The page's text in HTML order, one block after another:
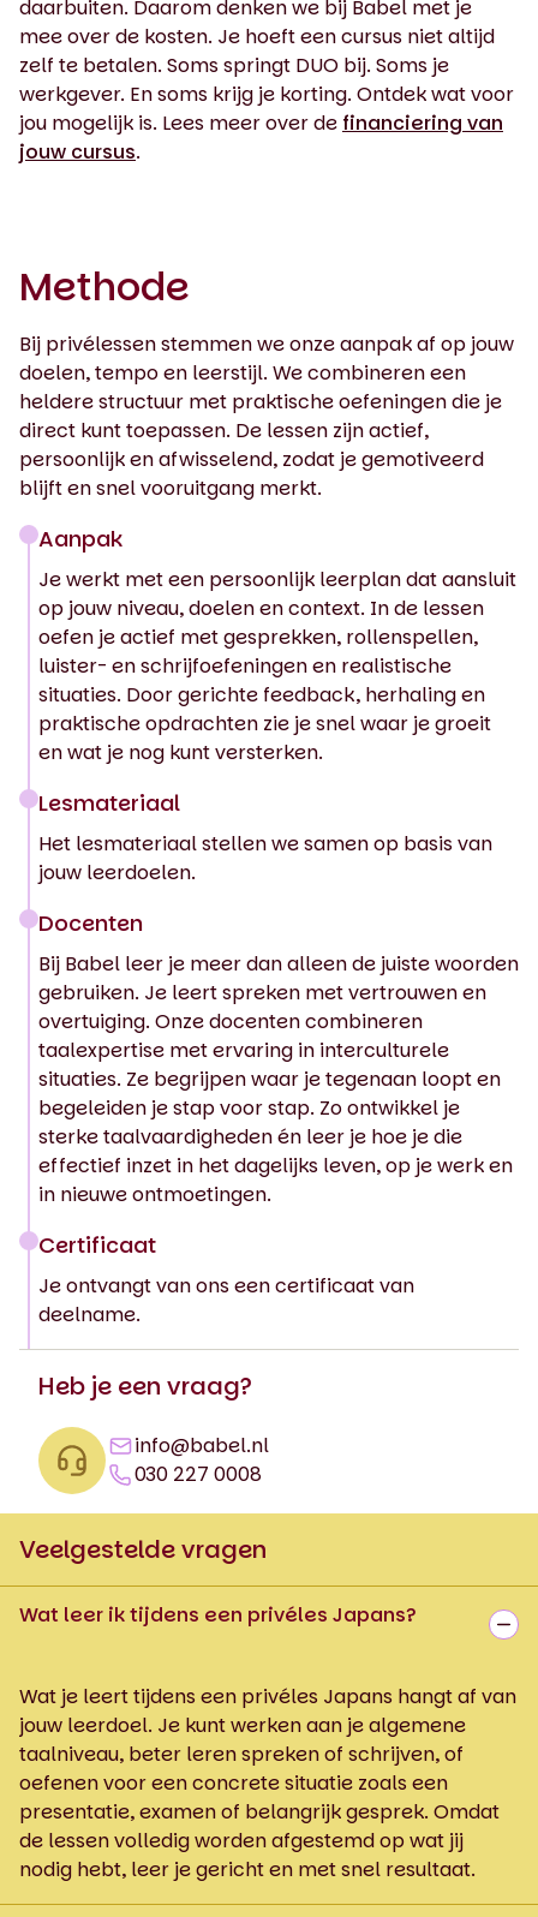
daarbuiten. Daarom denken we bij Babel met je
mee over de kosten. Je hoeft een cursus niet altijd
zelf te betalen. Soms springt DUO bij. Soms je
werkgever. En soms krijg je korting. Ontdek wat voor
jou mogelijk is. Lees meer over de financiering van
jouw cursus.
Methode
Bij privélessen stemmen we onze aanpak af op jouw
doelen, tempo en leerstijl. We combineren een
heldere structuur met praktische oefeningen die je
direct kunt toepassen. De lessen zijn actief,
persoonlijk en afwisselend, zodat je gemotiveerd
blijft en snel vooruitgang merkt.
Aanpak
Je werkt met een persoonlijk leerplan dat aansluit
op jouw niveau, doelen en context. In de lessen
oefen je actief met gesprekken, rollenspellen,
luister- en schrijfoefeningen en realistische
situaties. Door gerichte feedback, herhaling en
praktische opdrachten zie je snel waar je groeit
en wat je nog kunt versterken.
Lesmateriaal
Het lesmateriaal stellen we samen op basis van
jouw leerdoelen.
Docenten
Bij Babel leer je meer dan alleen de juiste woorden
gebruiken. Je leert spreken met vertrouwen en
overtuiging. Onze docenten combineren
taalexpertise met ervaring in interculturele
situaties. Ze begrijpen waar je tegenaan loopt en
begeleiden je stap voor stap. Zo ontwikkel je
sterke taalvaardigheden én leer je hoe je die
effectief inzet in het dagelijks leven, op je werk en
in nieuwe ontmoetingen.
Certificaat
Je ontvangt van ons een certificaat van
deelname.
Heb je een vraag?
info@babel.nl
030 227 0008
Veelgestelde vragen
Wat leer ik tijdens een privéles Japans?
Wat je leert tijdens een privéles Japans hangt af van
jouw leerdoel. Je kunt werken aan je algemene
taalniveau, beter leren spreken of schrijven, of
oefenen voor een concrete situatie zoals een
presentatie, examen of belangrijk gesprek. Omdat
de lessen volledig worden afgestemd op wat jij
nodig hebt, leer je gericht en met snel resultaat.